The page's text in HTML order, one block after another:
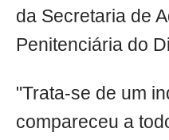
da Secretaria de
Penitenciária do
"Trata-se de um
compareceu a